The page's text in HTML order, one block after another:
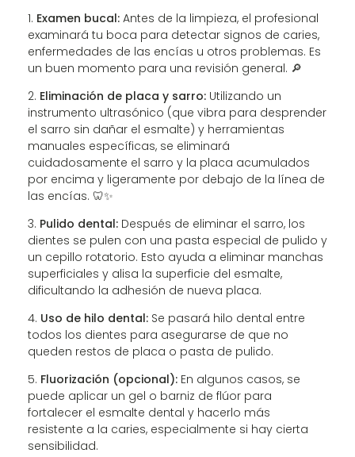
Examen bucal: Antes de la limpieza, el profesional
examinará tu boca para detectar signos de caries,
enfermedades de las encías u otros problemas. Es
un buen momento para una revisión general. 🔎
Eliminación de placa y sarro: Utilizando un
instrumento ultrasónico (que vibra para desprender
el sarro sin dañar el esmalte) y herramientas
manuales específicas, se eliminará
cuidadosamente el sarro y la placa acumulados
por encima y ligeramente por debajo de la línea de
las encías. 🦷✨
Pulido dental: Después de eliminar el sarro, los
dientes se pulen con una pasta especial de pulido y
un cepillo rotatorio. Esto ayuda a eliminar manchas
superficiales y alisa la superficie del esmalte,
dificultando la adhesión de nueva placa.
Uso de hilo dental: Se pasará hilo dental entre
todos los dientes para asegurarse de que no
queden restos de placa o pasta de pulido.
Fluorización (opcional): En algunos casos, se
puede aplicar un gel o barniz de flúor para
fortalecer el esmalte dental y hacerlo más
resistente a la caries, especialmente si hay cierta
sensibilidad.